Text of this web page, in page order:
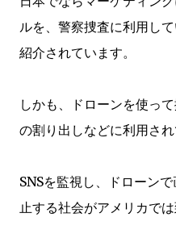
ルを、警察捜査に利用し
紹介されています。
しかも、ドローンを使っ
の割り出しなどに利用され
SNSを監視し、ドローン
止する社会がアメリカで